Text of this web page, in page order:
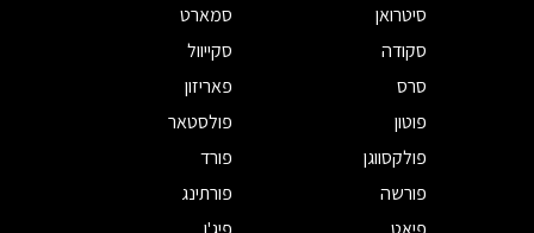
סיטרואן
סמארט
סקודה
סקייוול
סרס
פאריזון
פוטון
פולסטאר
פולקסווגן
פורד
פורשה
פורתינג